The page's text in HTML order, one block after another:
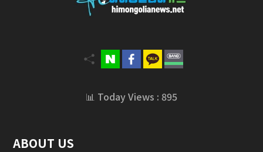
📊 Today Views : 895
ABOUT US